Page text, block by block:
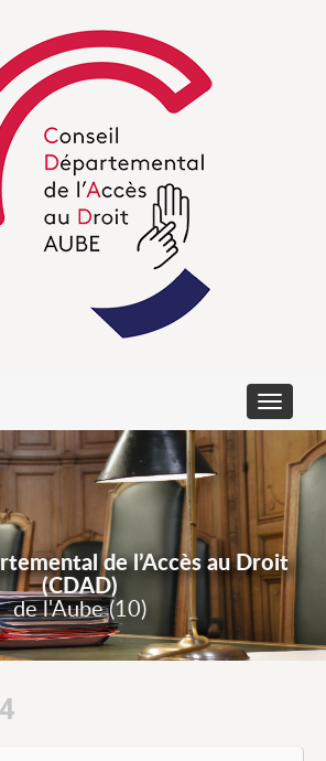
de l’Accès au Droit
(CDAD)
de l'Aube (10)